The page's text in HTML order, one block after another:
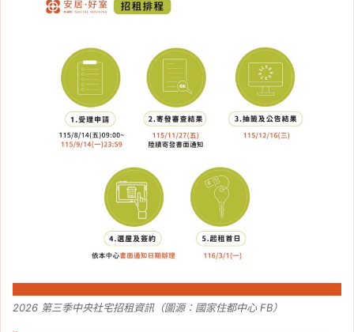
2026 第三季中央社宅招租資訊（圖源：國家住都中心 FB）